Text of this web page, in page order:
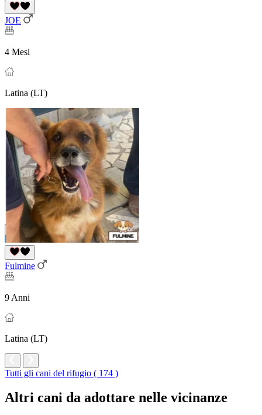
JOE
4 Mesi
Latina (LT)
Fulmine
9 Anni
Latina (LT)
Tutti gli cani del rifugio ( 174 )
Altri cani da adottare nelle vicinanze